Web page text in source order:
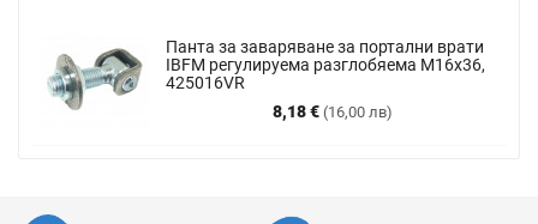
Панта за заваряване за портални врати
IBFM регулируема разглобяема М16х36,
425016VR
8,18 € (16,00 лв)
Цена